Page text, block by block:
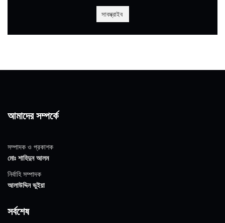
আমাদের সম্পর্কে
সম্পাদক ও প্রকাশক
মোঃ শাহিদুন আলম
নির্বাহি সম্পাদক
আলাউদ্দিন ভুইয়া
সর্বশেষ